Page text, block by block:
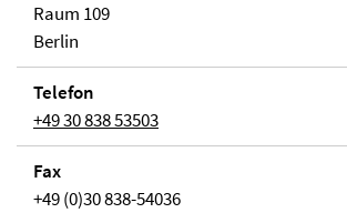
Raum 109
Berlin
Telefon
+49 30 838 53503
Fax
+49 (0)30 838-54036